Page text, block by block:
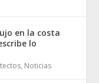
en la costa
lo
, Noticias